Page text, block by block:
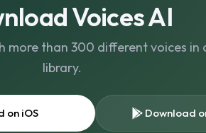
Voices AI
more than 300 different voices in
library.
on iOS Download